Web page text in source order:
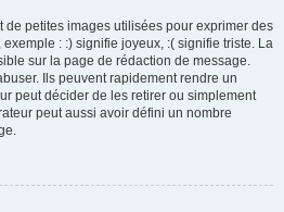
de petites images utilisées pour exprimer des
: :) signifie joyeux, :( signifie triste. La
sur la page de rédaction de message.
Ils peuvent rapidement rendre un
peut décider de les retirer ou simplement
peut aussi avoir défini un nombre